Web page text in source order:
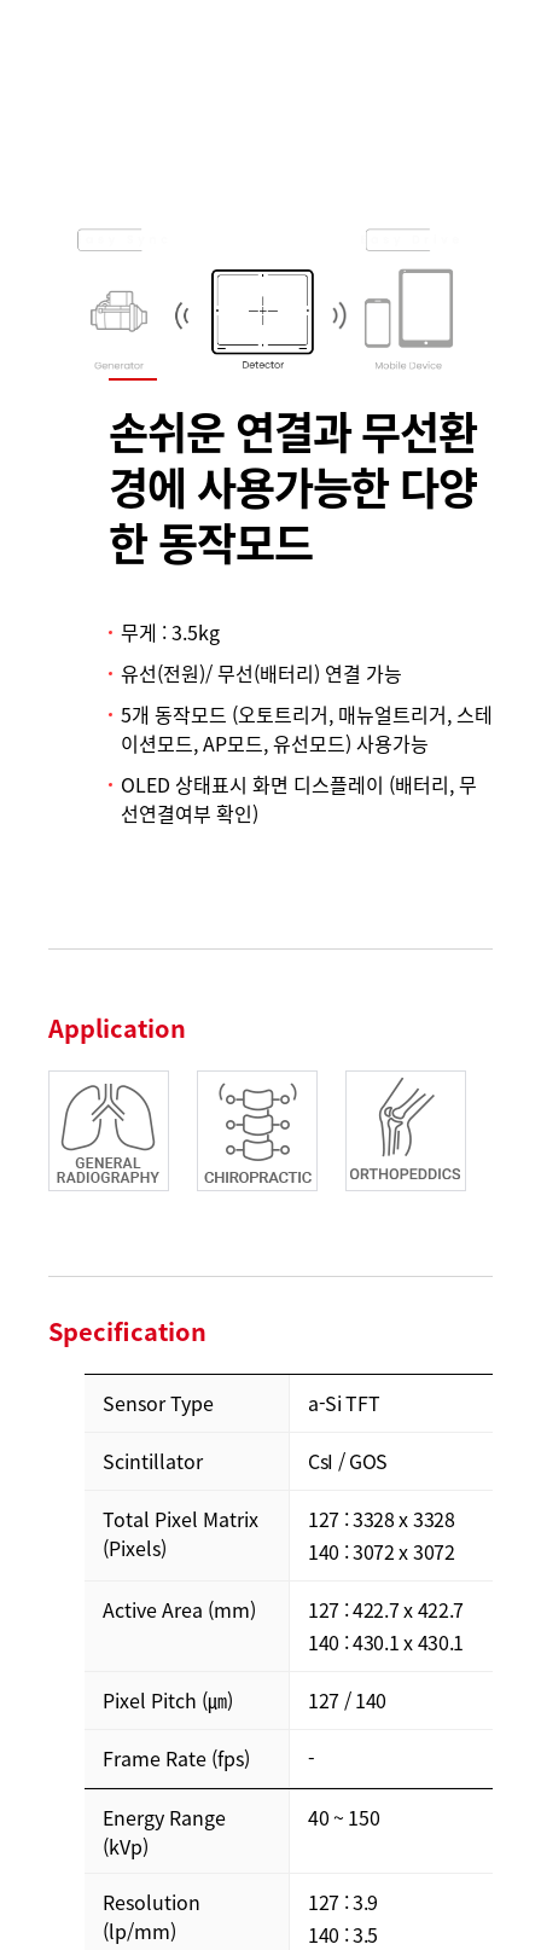
손쉬운 연결과 무선환
경에 사용가능한 다양
한 동작모드
무게 : 3.5kg
유선(전원)/ 무선(배터리) 연결 가능
5개 동작모드 (오토트리거, 매뉴얼트리거, 스테
이션모드, AP모드, 유선모드) 사용가능
OLED 상태표시 화면 디스플레이 (배터리, 무
선연결여부 확인)
Application
Specification
Sensor Type
a-Si TFT
Scintillator
CsI / GOS
Total Pixel Matrix
(Pixels)
127 : 3328 x 3328
140 : 3072 x 3072
Active Area (mm)
127 : 422.7 x 422.7
140 : 430.1 x 430.1
Pixel Pitch (㎛)
127 / 140
Frame Rate (fps)
-
Energy Range
(kVp)
40 ~ 150
Resolution
(lp/mm)
127 : 3.9
140 : 3.5